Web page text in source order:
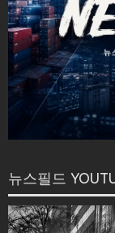
뉴스필드